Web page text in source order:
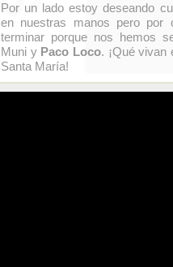
Por un lado estoy deseando
en nuestras manos pero por
terminar porque nos hemos
Muni y Paco Loco. ¡Qué vivan
Santa María!